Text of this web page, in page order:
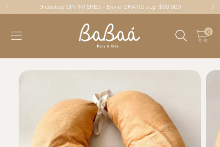
3 cuotas SIN INTERES - Envio GRATIS sup $80.000
0